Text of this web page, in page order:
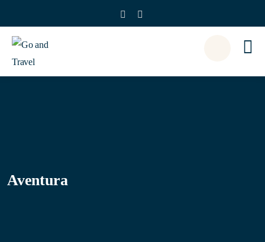
Aventura